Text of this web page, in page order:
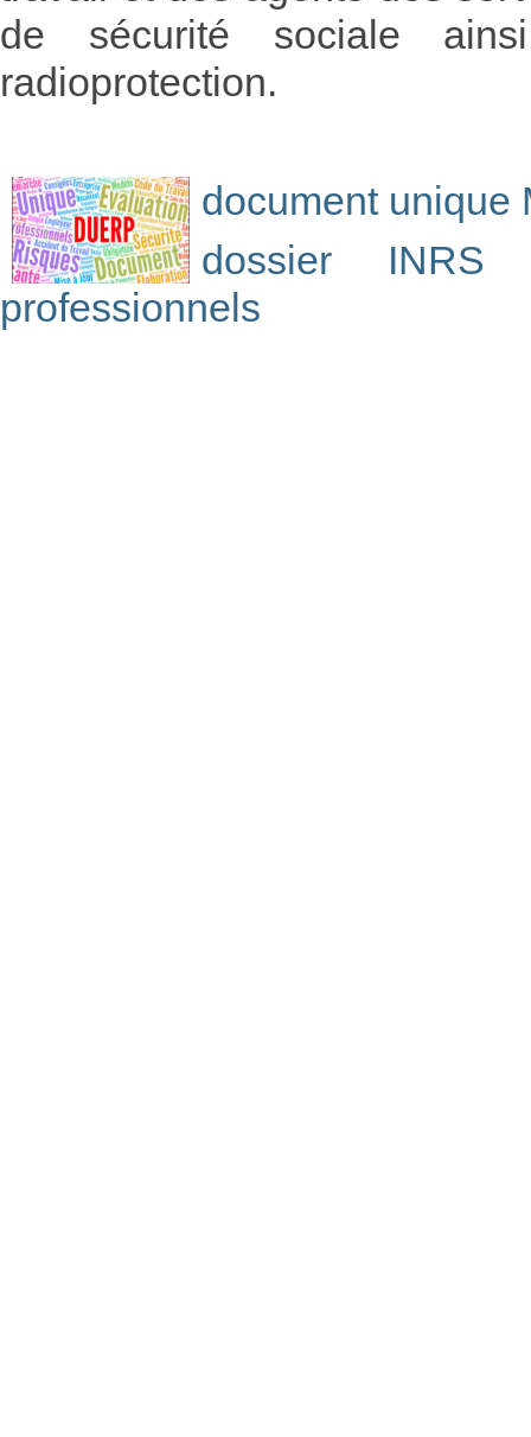
de sécurité sociale
radioprotection.
document unique
dossier INRS
professionnels